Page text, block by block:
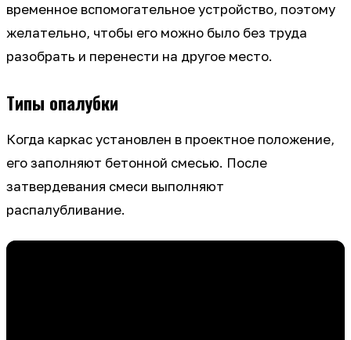
временное вспомогательное устройство, поэтому
желательно, чтобы его можно было без труда
разобрать и перенести на другое место.
Типы опалубки
Когда каркас установлен в проектное положение,
его заполняют бетонной смесью. После
затвердевания смеси выполняют
распалубливание.